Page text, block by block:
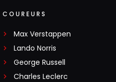
COUREURS
Max Verstappen
Lando Norris
George Russell
Charles Leclerc